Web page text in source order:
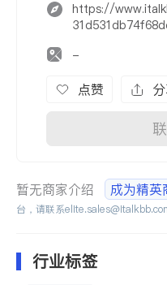
https://
-
点赞
暂无商家介绍 成为精英
台，请联系
行业标签